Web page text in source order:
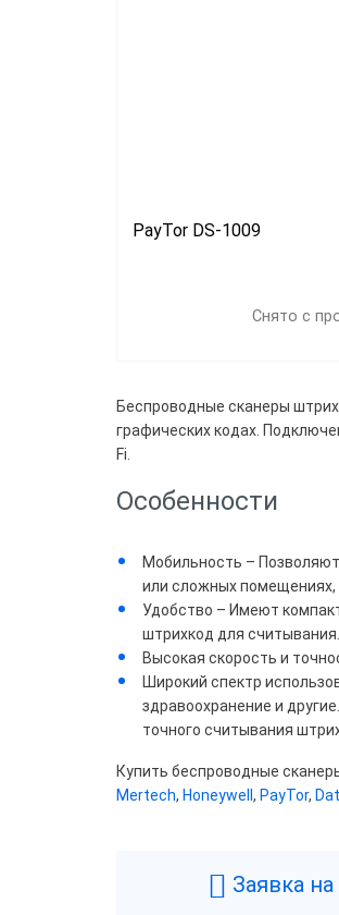
PayTor DS-1009
Снято с
Беспроводные сканеры
графических кодах.
Fi.
Особенности
Мобильность –
или сложных
Удобство – Имеют
штрихкод для считывания.
Высокая скорость и
Широкий спектр
здравоохранение и
точного считывания
Купить беспроводные
Mertech, Honeywell , PayTor,
Заявка